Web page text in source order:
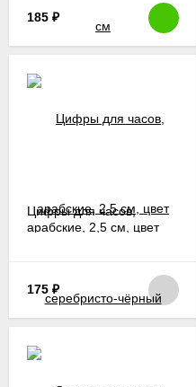
185 ₽
Цифры для часов,
арабские, 2,5 см, цвет
175 ₽